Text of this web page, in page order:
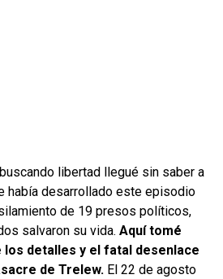
libertad llegué sin saber a
había desarrollado este episodio
de 19 presos políticos,
salvaron su vida. Aquí tomé
detalles y el fatal desenlace
de Trelew. El 22 de agosto